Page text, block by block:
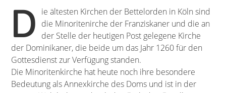
D ie ältesten Kirchen der Bettelorden in Köln sind
die Minoritenirche der Franziskaner und die an
der Stelle der heutigen Post gelegene Kirche
der Dominikaner, die beide um das Jahr 1260 für den
Gottesdienst zur Verfügung standen.
Die Minoritenkirche hat heute noch ihre besondere
Bedeutung als Annexkirche des Doms und ist in der